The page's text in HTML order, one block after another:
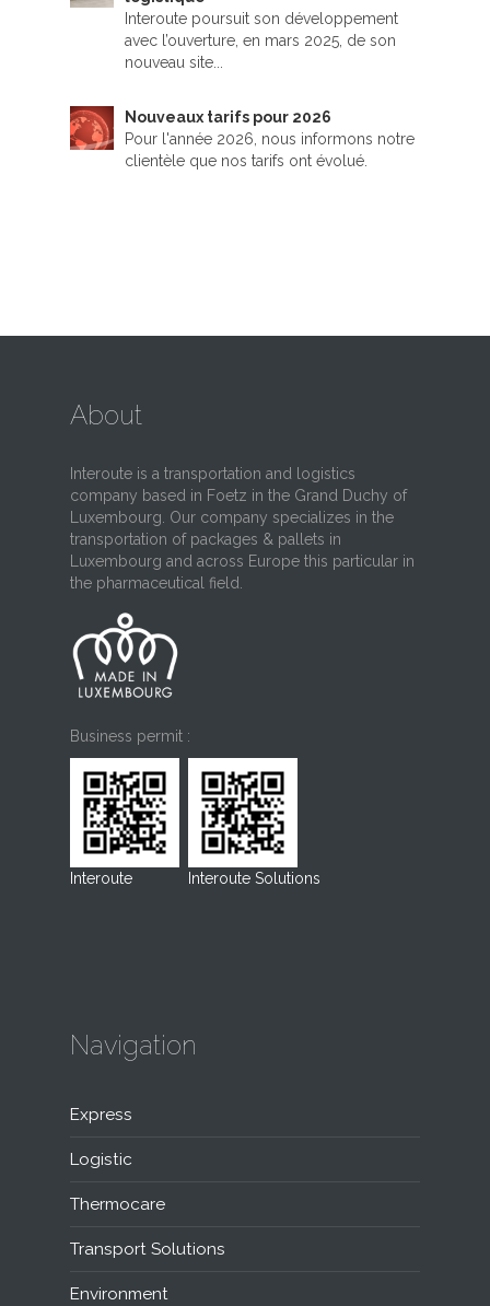
Interoute poursuit son développement
avec l’ouverture, en mars 2025, de son
nouveau site...
Nouveaux tarifs pour 2026
Pour l'année 2026, nous informons notre
clientèle que nos tarifs ont évolué.
About
Interoute is a transportation and logistics
company based in Foetz in the Grand Duchy of
Luxembourg. Our company specializes in the
transportation of packages & pallets in
Luxembourg and across Europe this particular in
the pharmaceutical field.
Business permit :
Interoute Interoute Solutions
Navigation
Express
Logistic
Thermocare
Transport Solutions
Environment